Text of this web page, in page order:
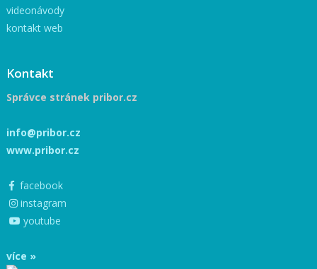
videonávody
kontakt web
Kontakt
Správce stránek pribor.cz
info@pribor.cz
www.pribor.cz
facebook
instagram
youtube
více »